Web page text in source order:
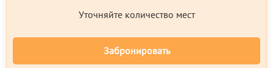
Уточняйте количество мест
Забронировать